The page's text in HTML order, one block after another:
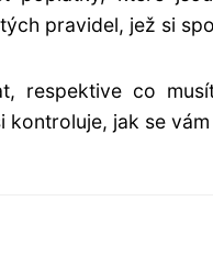
pravidel, jež si
respektive co
kontroluje, jak se